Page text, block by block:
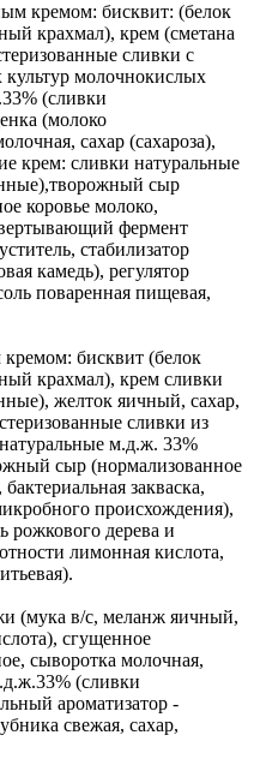
кремом: бисквит: (белок
крахмал), крем (сметана
сливки с
культур молочнокислых
(сливки
(молоко
сахар (сахароза),
крем: сливки натуральные
сыр
коровье молоко,
фермент
стабилизатор
камедь), регулятор
поваренная пищевая,
бисквит (белок
крахмал), крем сливки
желток яичный, сахар,
сливки из
м.д.ж. 33%
сыр (нормализованное
закваска,
происхождения),
рожкового дерева и
лимонная кислота,
(мука в/с, меланж яичный,
сгущенное
сыворотка молочная,
(сливки
ароматизатор -
свежая, сахар,